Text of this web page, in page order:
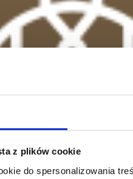
z plików cookie
do spersonalizowania